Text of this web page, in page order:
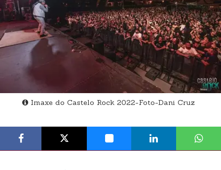
Imaxe do Castelo Rock 2022-Foto-Dani Cruz